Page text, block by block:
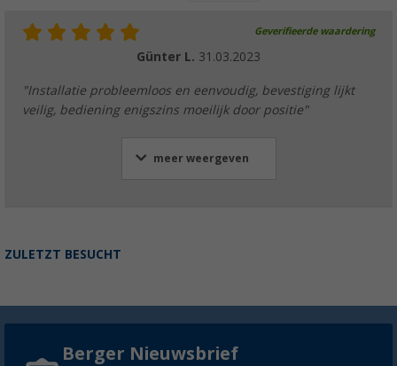
Geverifieerde waardering
Günter L. 31.03.2023
"Installatie probleemloos en eenvoudig, bevestiging lijkt
veilig, bediening enigszins moeilijk door positie"
meer weergeven
ZULETZT BESUCHT
Berger Nieuwsbrief